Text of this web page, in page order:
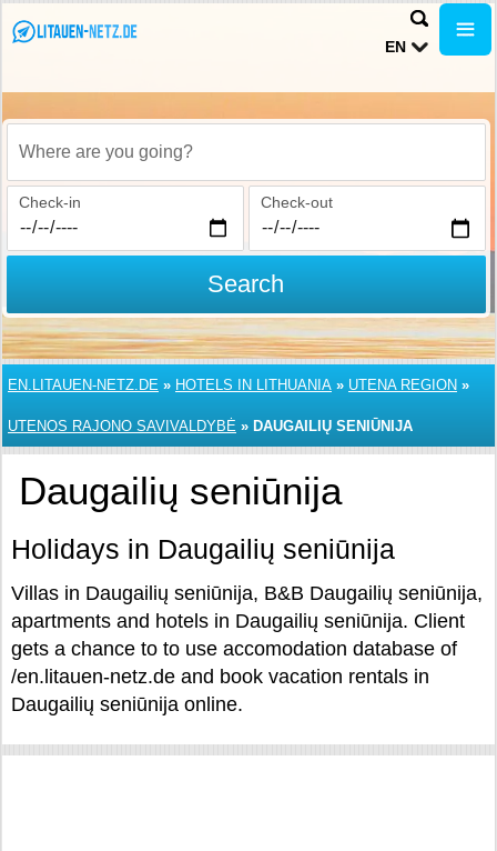
EN
Where are you going?
Check-in Check-out
Search
EN.LITAUEN-NETZ.DE » HOTELS IN LITHUANIA » UTENA REGION »
UTENOS RAJONO SAVIVALDYBĖ » DAUGAILIŲ SENIŪNIJA
Daugailių seniūnija
Holidays in Daugailių seniūnija
Villas in Daugailių seniūnija, B&B Daugailių seniūnija,
apartments and hotels in Daugailių seniūnija. Client
gets a chance to to use accomodation database of
/en.litauen-netz.de and book vacation rentals in
Daugailių seniūnija online.